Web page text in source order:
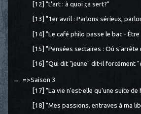
[12] "L'art : à quoi ça sert?"
[13] "1er avril : Parlons sérieux,
[14] "Le café philo passe le bac - Être
[15] "Pensées sectaires : Où s'arrête
[16] "Qui dit "jeune" dit-il forcément
=>Saison 3
[17] "La vie n'est-elle qu'une suite de
[18] "Mes passions, entraves à ma